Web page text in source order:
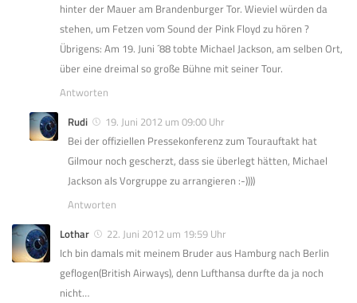
hinter der Mauer am Brandenburger Tor. Wieviel würden da
stehen, um Fetzen vom Sound der Pink Floyd zu hören ?
Übrigens: Am 19. Juni ´88 tobte Michael Jackson, am selben Ort,
über eine dreimal so große Bühne mit seiner Tour.
Antworten
Rudi
19. Juni 2012 um 09:00 Uhr
Bei der offiziellen Pressekonferenz zum Tourauftakt hat
Gilmour noch gescherzt, dass sie überlegt hätten, Michael
Jackson als Vorgruppe zu arrangieren :-))))
Antworten
Lothar
22. Juni 2012 um 19:59 Uhr
Ich bin damals mit meinem Bruder aus Hamburg nach Berlin
geflogen(British Airways), denn Lufthansa durfte da ja noch
nicht…